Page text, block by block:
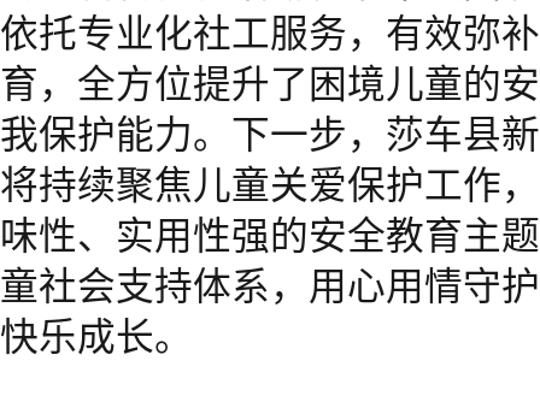
依托专业化社工服务，有效弥
育，全方位提升了困境儿童的
我保护能力。下一步，莎车县
将持续聚焦儿童关爱保护工作
味性、实用性强的安全教育主
童社会支持体系，用心用情守
快乐成长。